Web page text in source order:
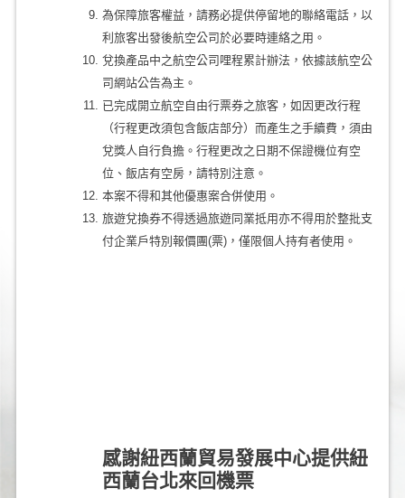
為保障旅客權益，請務必提供停留地的聯絡電話，以
利旅客出發後航空公司於必要時連絡之用。
兌換產品中之航空公司哩程累計辦法，依據該航空公
司網站公告為主。
已完成開立航空自由行票券之旅客，如因更改行程
（行程更改須包含飯店部分）而產生之手續費，須由
兌獎人自行負擔。行程更改之日期不保證機位有空
位、飯店有空房，請特別注意。
本案不得和其他優惠案合併使用。
旅遊兌換券不得透過旅遊同業抵用亦不得用於整批支
付企業戶特別報價團(票)，僅限個人持有者使用。
感謝紐西蘭貿易發展中心提供紐
西蘭台北來回機票